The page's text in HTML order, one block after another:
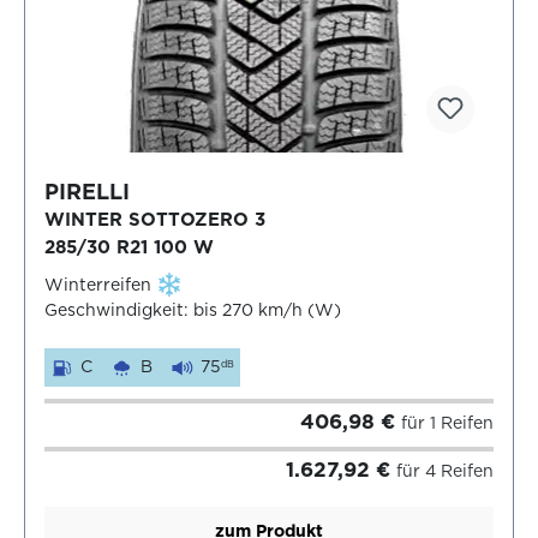
PIRELLI
WINTER SOTTOZERO 3
285/30 R21 100 W
Winterreifen
Geschwindigkeit: bis 270 km/h (W)
C B 75dB
406,98 € für 1 Reifen
1.627,92 € für 4 Reifen
zum Produkt